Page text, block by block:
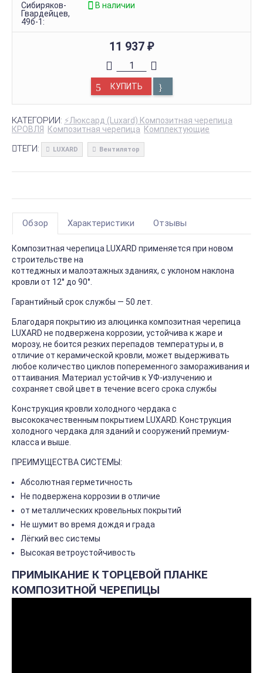
Сибиряков-
Гвардейцев,
49б-1:
В наличии
11 937 ₽
КУПИТЬ
КАТЕГОРИИ: ⚡Люксард (Luxard) Композитная черепица
КРОВЛЯ
Композитная черепица Комплектующие
ТЕГИ: LUXARD Вентилятор
Обзор Характеристики Отзывы
Композитная черепица LUXARD применяется при новом
строительстве на
коттеджных и малоэтажных зданиях, с уклоном наклона
кровли от 12° до 90°.
Гарантийный срок службы — 50 лет.
Благодаря покрытию из алюцинка композитная черепица
LUXARD не подвержена коррозии, устойчива к жаре и
морозу, не боится резких перепадов температуры и, в
отличие от керамической кровли, может выдерживать
любое количество циклов попеременного замораживания и
оттаивания. Материал устойчив к УФ-излучению и
сохраняет свой цвет в течение всего срока службы
Конструкция кровли холодного чердака с
высококачественным покрытием LUXARD. Конструкция
холодного чердака для зданий и сооружений премиум-
класса и выше.
ПРЕИМУЩЕСТВА СИСТЕМЫ:
Абсолютная герметичность
Не подвержена коррозии в отличие
от металлических кровельных покрытий
Не шумит во время дождя и града
Лёгкий вес системы
Высокая ветроустойчивость
ПРИМЫКАНИЕ К ТОРЦЕВОЙ ПЛАНКЕ
КОМПОЗИТНОЙ ЧЕРЕПИЦЫ